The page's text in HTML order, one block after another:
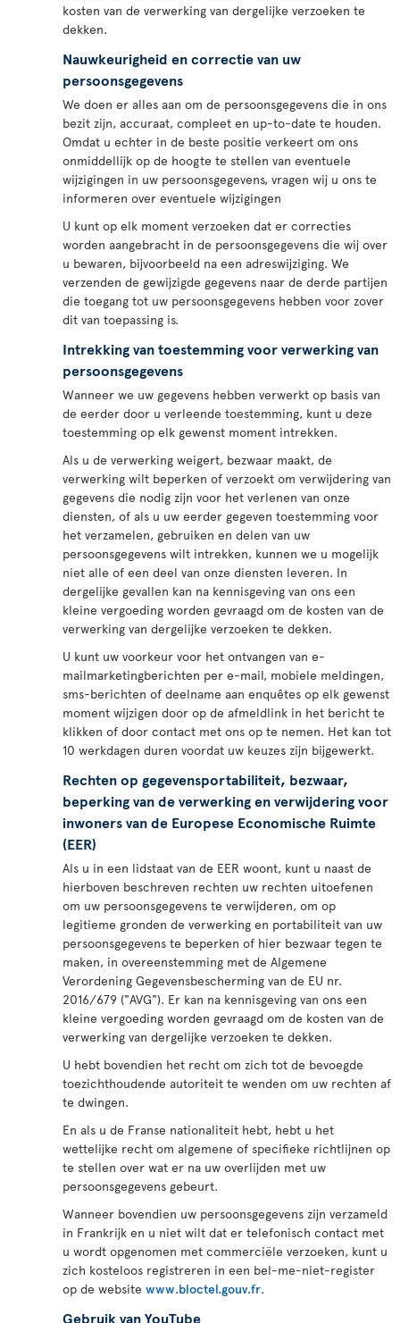
kosten van de verwerking van dergelijke verzoeken te
dekken.
Nauwkeurigheid en correctie van uw
persoonsgegevens
We doen er alles aan om de persoonsgegevens die in ons
bezit zijn, accuraat, compleet en up-to-date te houden.
Omdat u echter in de beste positie verkeert om ons
onmiddellijk op de hoogte te stellen van eventuele
wijzigingen in uw persoonsgegevens, vragen wij u ons te
informeren over eventuele wijzigingen
U kunt op elk moment verzoeken dat er correcties
worden aangebracht in de persoonsgegevens die wij over
u bewaren, bijvoorbeeld na een adreswijziging. We
verzenden de gewijzigde gegevens naar de derde partijen
die toegang tot uw persoonsgegevens hebben voor zover
dit van toepassing is.
Intrekking van toestemming voor verwerking van
persoonsgegevens
Wanneer we uw gegevens hebben verwerkt op basis van
de eerder door u verleende toestemming, kunt u deze
toestemming op elk gewenst moment intrekken.
Als u de verwerking weigert, bezwaar maakt, de
verwerking wilt beperken of verzoekt om verwijdering van
gegevens die nodig zijn voor het verlenen van onze
diensten, of als u uw eerder gegeven toestemming voor
het verzamelen, gebruiken en delen van uw
persoonsgegevens wilt intrekken, kunnen we u mogelijk
niet alle of een deel van onze diensten leveren. In
dergelijke gevallen kan na kennisgeving van ons een
kleine vergoeding worden gevraagd om de kosten van de
verwerking van dergelijke verzoeken te dekken.
U kunt uw voorkeur voor het ontvangen van e-
mailmarketingberichten per e-mail, mobiele meldingen,
sms-berichten of deelname aan enquêtes op elk gewenst
moment wijzigen door op de afmeldlink in het bericht te
klikken of door contact met ons op te nemen. Het kan tot
10 werkdagen duren voordat uw keuzes zijn bijgewerkt.
Rechten op gegevensportabiliteit, bezwaar,
beperking van de verwerking en verwijdering voor
inwoners van de Europese Economische Ruimte
(EER)
Als u in een lidstaat van de EER woont, kunt u naast de
hierboven beschreven rechten uw rechten uitoefenen
om uw persoonsgegevens te verwijderen, om op
legitieme gronden de verwerking en portabiliteit van uw
persoonsgegevens te beperken of hier bezwaar tegen te
maken, in overeenstemming met de Algemene
Verordening Gegevensbescherming van de EU nr.
2016/679 ("AVG"). Er kan na kennisgeving van ons een
kleine vergoeding worden gevraagd om de kosten van de
verwerking van dergelijke verzoeken te dekken.
U hebt bovendien het recht om zich tot de bevoegde
toezichthoudende autoriteit te wenden om uw rechten af
te dwingen.
En als u de Franse nationaliteit hebt, hebt u het
wettelijke recht om algemene of specifieke richtlijnen op
te stellen over wat er na uw overlijden met uw
persoonsgegevens gebeurt.
Wanneer bovendien uw persoonsgegevens zijn verzameld
in Frankrijk en u niet wilt dat er telefonisch contact met
u wordt opgenomen met commerciële verzoeken, kunt u
zich kosteloos registreren in een bel-me-niet-register
op de website www.bloctel.gouv.fr.
Gebruik van YouTube